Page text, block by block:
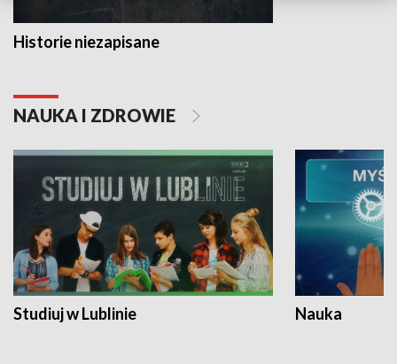
Historie niezapisane
NAUKA I ZDROWIE
Studiuj w Lublinie Nauka